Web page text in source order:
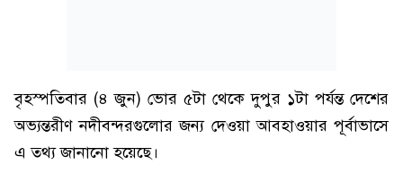
বৃহস্পতিবার (৪ জুন) ভোর ৫টা থেকে দুপুর ১টা পর্যন্ত দেশের
অভ্যন্তরীণ নদীবন্দরগুলোর জন্য দেওয়া আবহাওয়ার পূর্বাভাসে
এ তথ্য জানানো হয়েছে।